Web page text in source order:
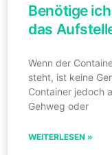
Benötige
das
Wenn der
steht, ist keine
Container jedoch
Gehweg oder
WEITERLESEN »